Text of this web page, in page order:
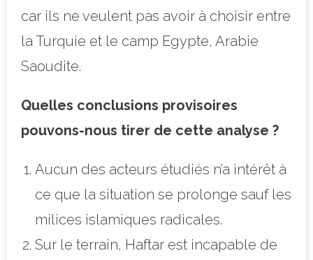
car ils ne veulent pas avoir à choisir entre
la Turquie et le camp Egypte, Arabie
Saoudite.
Quelles conclusions provisoires
pouvons-nous tirer de cette analyse ?
Aucun des acteurs étudiés n’a intérêt à
ce que la situation se prolonge sauf les
milices islamiques radicales.
Sur le terrain, Haftar est incapable de